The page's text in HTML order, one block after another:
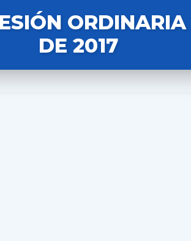
DE 2017